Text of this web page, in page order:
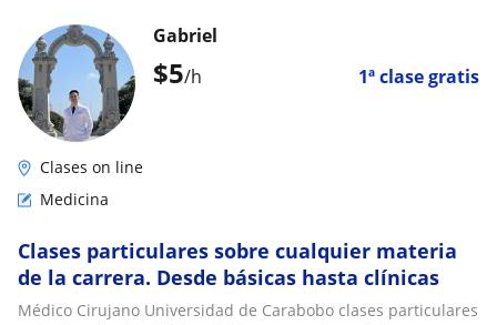
$5/h 1ª clase gratis
Gabriel
Clases on line
Medicina
Clases particulares sobre cualquier materia
de la carrera. Desde básicas hasta clínicas
Médico Cirujano Universidad de Carabobo clases particulares